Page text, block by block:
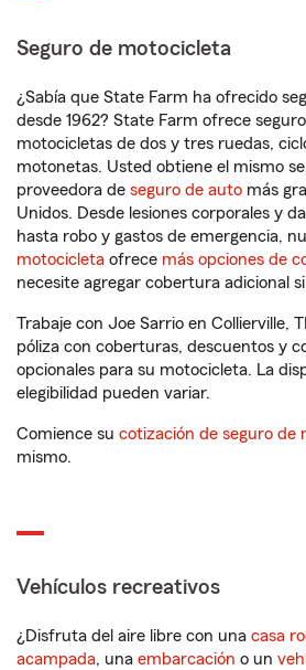
Seguro de motocicleta
¿Sabía que State Farm ha ofrecido
desde 1962? State Farm ofrece
motocicletas de dos y tres ruedas,
motonetas. Usted obtiene el mismo
proveedora de seguro de auto más
Unidos. Desde lesiones corporales y
hasta robo y gastos de emergencia,
motocicleta ofrece más opciones de
necesite agregar cobertura adicional
Trabaje con Joe Sarrio en Collierville,
póliza con coberturas, descuentos y
opcionales para su motocicleta. La
elegibilidad pueden variar.
Comience su cotización de seguro de
mismo.
Vehículos recreativos
¿Disfruta del aire libre con una casa
acampada, una embarcación o un